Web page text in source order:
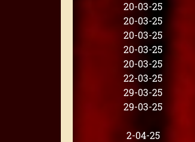
20-03-25
20-03-25
20-03-25
20-03-25
20-03-25
22-03-25
29-03-25
29-03-25
2-04-25